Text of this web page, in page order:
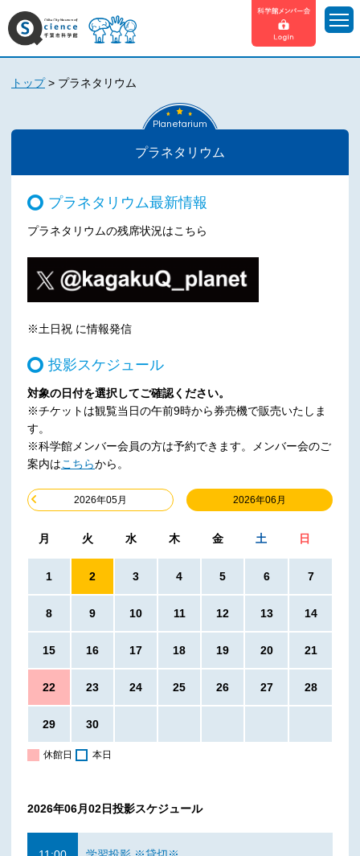
トップ> プラネタリウム
Planetarium
プラネタリウム
プラネタリウム最新情報
プラネタリウムの残席状況はこちら
※土日祝 に情報発信
投影スケジュール
対象の日付を選択してご確認ください。
※チケットは観覧当日の午前9時から券売機で販売いたしま
す。
※科学館メンバー会員の方は予約できます。メンバー会のご
案内はこちらから。
2026年05月 2026年06月
月 火 水 木 金 土 日
1 2 3 4 5 6 7
8 9 10 11 12 13 14
15 16 17 18 19 20 21
22 23 24 25 26 27 28
29 30
休館日 本日
2026年06月02日投影スケジュール